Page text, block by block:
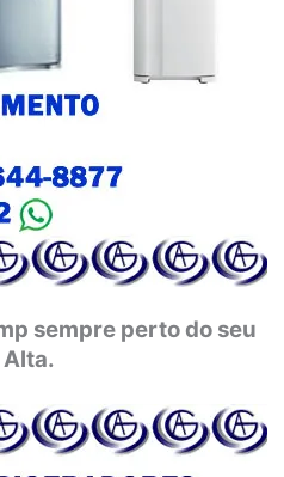
sempre perto do seu
Alta.